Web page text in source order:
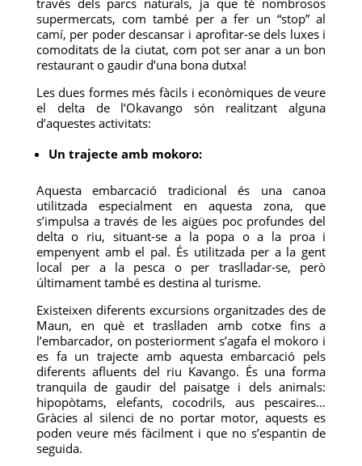
supermercats, com també per a fer un “stop” al
camí, per poder descansar i aprofitar-se dels luxes i
comoditats de la ciutat, com pot ser anar a un bon
restaurant o gaudir d’una bona dutxa!
Les dues formes més fàcils i econòmiques de veure
el delta de l’Okavango són realitzant alguna
d’aquestes activitats:
Un trajecte amb mokoro:
Aquesta embarcació tradicional és una canoa
utilitzada especialment en aquesta zona, que
s’impulsa a través de les aigües poc profundes del
delta o riu, situant-se a la popa o a la proa i
empenyent amb el pal. És utilitzada per a la gent
local per a la pesca o per traslladar-se, però
últimament també es destina al turisme.
Existeixen diferents excursions organitzades des de
Maun, en què et traslladen amb cotxe fins a
l’embarcador, on posteriorment s’agafa el mokoro i
es fa un trajecte amb aquesta embarcació pels
diferents afluents del riu Kavango. És una forma
tranquila de gaudir del paisatge i dels animals:
hipopòtams, elefants, cocodrils, aus pescaires…
Gràcies al silenci de no portar motor, aquests es
poden veure més fàcilment i que no s’espantin de
seguida.